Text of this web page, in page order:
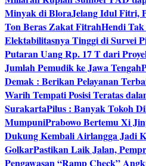
Minyak di BloraJelang Idul Fitri,
Ton Beras Zakat FitrahHendi
Elektabilitasnya Tinggi di Survei
Putaran Uang Rp. 17 T dari
Jumlah Pemudik ke Jawa Tengah
Demak : Berikan Pelayanan
Warih Tempati Posisi Teratas
SurakartaPilus : Banyak Tokoh
MumpuniPrabowo Bertemu Xi
Dukung Kembali Airlangga Jadi
GolkarPastikan Laik Jalan,
Pengawasan “Ramp Check”